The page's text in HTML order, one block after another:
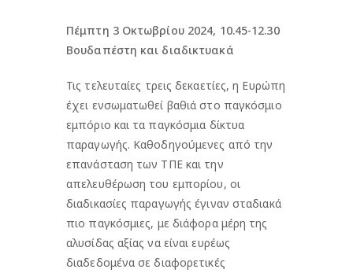
Πέμπτη 3 Οκτωβρίου 2024, 10.45-12.30
Βουδαπέστη και διαδικτυακά
Τις τελευταίες τρεις δεκαετίες, η Ευρώπη
έχει ενσωματωθεί βαθιά στο παγκόσμιο
εμπόριο και τα παγκόσμια δίκτυα
παραγωγής. Καθοδηγούμενες από την
επανάσταση των ΤΠΕ και την
απελευθέρωση του εμπορίου, οι
διαδικασίες παραγωγής έγιναν σταδιακά
πιο παγκόσμιες, με διάφορα μέρη της
αλυσίδας αξίας να είναι ευρέως
διαδεδομένα σε διαφορετικές